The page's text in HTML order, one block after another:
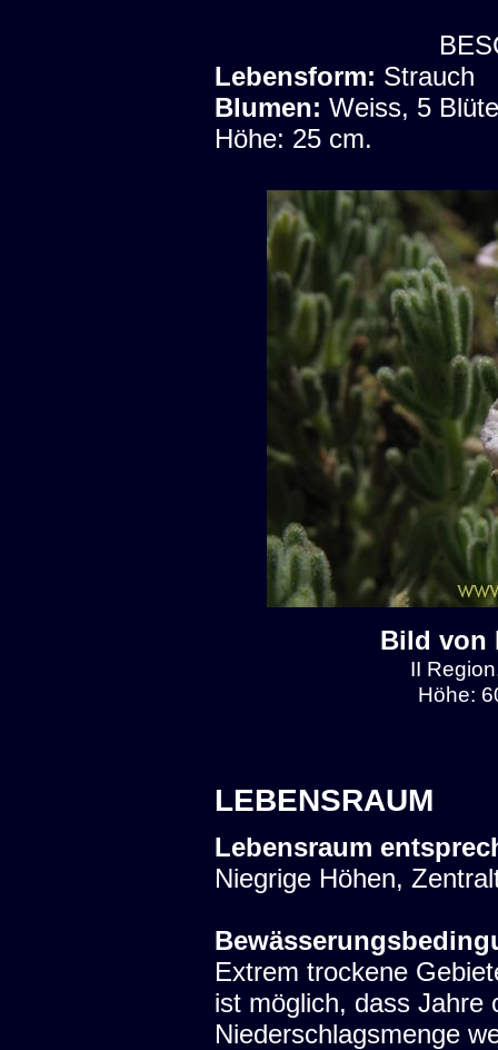
Lebensform: Strauch
Blumen: Weiss, 5
Höhe: 25 cm.
Bild von
II
Höhe:
LEBENSRAUM
Lebensraum
Niegrige Höhen,
Extrem trockene
ist möglich, dass Jahre
Niederschlagsmenge